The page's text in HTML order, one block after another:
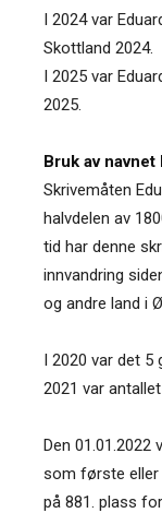
I 2024 var
Skottland 2024.
I 2025 var
2025.
Bruk av
Skrivemåten
halvdelen av
tid har denne
innvandring
og andre land i
I 2020 var det 5
2021 var
Den 01.01.2022
som første eller
på 881. plass